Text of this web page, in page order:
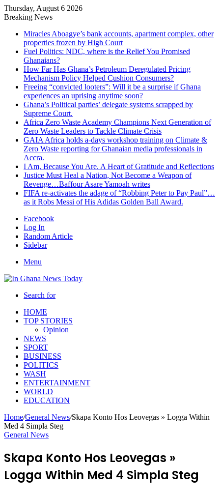
Thursday, August 6 2026
Breaking News
Miracles Aboagye’s bank accounts, apartment complex, other
properties frozen by High Court
Fuel Politics: NDC, where is the Relief You Promised
Ghanaians?
How Far Has Ghana’s Petroleum Deregulated Pricing
Mechanism Policy Helped Cushion Consumers?
Freeing “convicted looters”: Will it be a surprise if Ghana
experiences an uprising anytime soon?
Ghana’s Political parties’ delegate systems scrapped by
Supreme Court.
Africa Zero Waste Academy Champions Next Generation of
Zero Waste Leaders to Tackle Climate Crisis
GAIA Africa holds a-days workshop training on Climate &
Zero Waste reporting for Ghanaian media professionals in
Accra.
I Am, Because You Are. A Heart of Gratitude and Reflections
Justice Must Heal a Nation, Not Become a Weapon of
Revenge…Baffour Asare Yamoah writes
FIFA re-activates the adage of “Robbing Peter to Pay Paul”…
as it Robs Messi of His Adidas Golden Ball Award.
Facebook
Log In
Random Article
Sidebar
Menu
Search for
HOME
TOP STORIES
Opinion
NEWS
SPORT
BUSINESS
POLITICS
WASH
ENTERTAINMENT
WORLD
EDUCATION
Home/General News/Skapa Konto Hos Leovegas » Logga Within
Med 4 Simpla Steg
General News
Skapa Konto Hos Leovegas »
Logga Within Med 4 Simpla Steg